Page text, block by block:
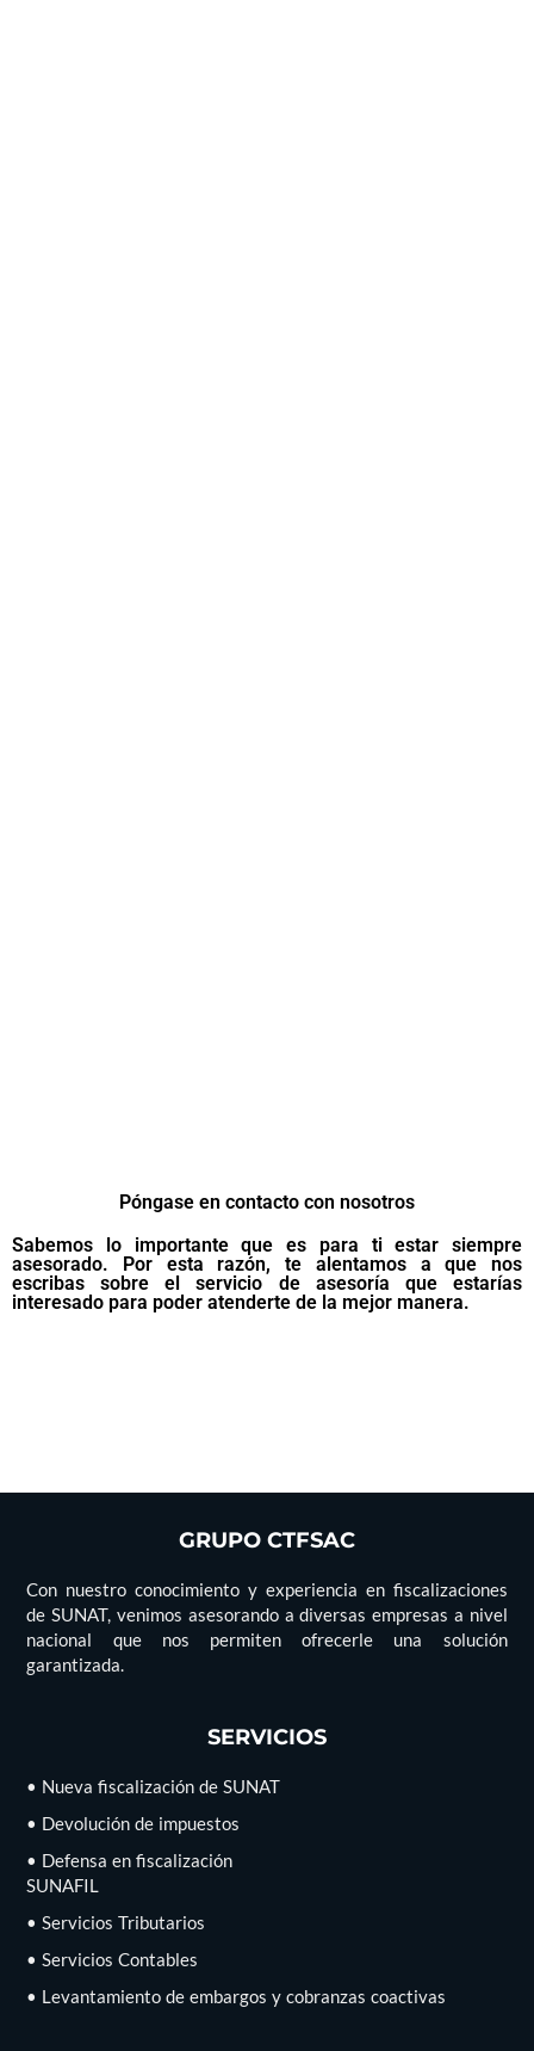
Póngase en contacto con nosotros
Sabemos lo importante que es para ti estar siempre
asesorado. Por esta razón, te alentamos a que nos
escribas sobre el servicio de asesoría que estarías
interesado para poder atenderte de la mejor manera.
GRUPO CTFSAC
Con nuestro conocimiento y experiencia en fiscalizaciones
de SUNAT, venimos asesorando a diversas empresas a nivel
nacional que nos permiten ofrecerle una solución
garantizada.
SERVICIOS
• Nueva fiscalización de SUNAT
• Devolución de impuestos
• Defensa en fiscalización
SUNAFIL
• Servicios Tributarios
• Servicios Contables
• Levantamiento de embargos y cobranzas coactivas